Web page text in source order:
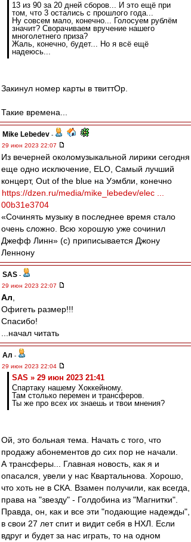
13 из 90 за 20 дней сборов... И это ещё при
том, что 3 остались с прошлого года...
Ну совсем мало, конечно... Голосуем рублём
значит? Сворачиваем вручение нашего
многолетнего приза?
Жаль, конечно, будет... Но я всё ещё
надеюсь...
Закинул номер карты в твиттОр.
Такие времена...
Mike Lebedev -
29 июн 2023 22:07
Из вечерней околомузыкальной лирики сегодня
еще одно исключение, ELO, Самый лучший
концерт, Out of the blue на Уэмбли, конечно
https://dzen.ru/media/mike_lebedev/elec ...
00b31e3704
«Сочинять музыку в последнее время стало
очень сложно. Всю хорошую уже сочинил
Джефф Линн» (с) приписывается Джону
Леннону
SAS -
29 июн 2023 22:07
Ал
Офигеть размер!!!
Спасибо!
...начал читать
Ал -
29 июн 2023 22:04
SAS » 29 июн 2023 21:41
Спартаку нашему Хоккейному.
Там столько перемен и трансферов.
Ты же про всех их знаешь и твои мнения?
Ой, это больная тема. Начать с того, что
продажу абонементов до сих пор не начали.
А трансферы... Главная новость, как я и
опасался, увели у нас Квартальнова. Хорошо,
что хоть не в СКА. Взамен получили, как всегда,
права на "звезду" - Голдобина из "Магнитки".
Правда, он, как и все эти "подающие надежды",
в свои 27 лет спит и видит себя в НХЛ. Если
вдруг и будет за нас играть, то на одном